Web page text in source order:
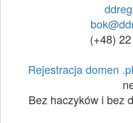
(+48)
Rejestracja domen .pl
Bez haczyków i bez